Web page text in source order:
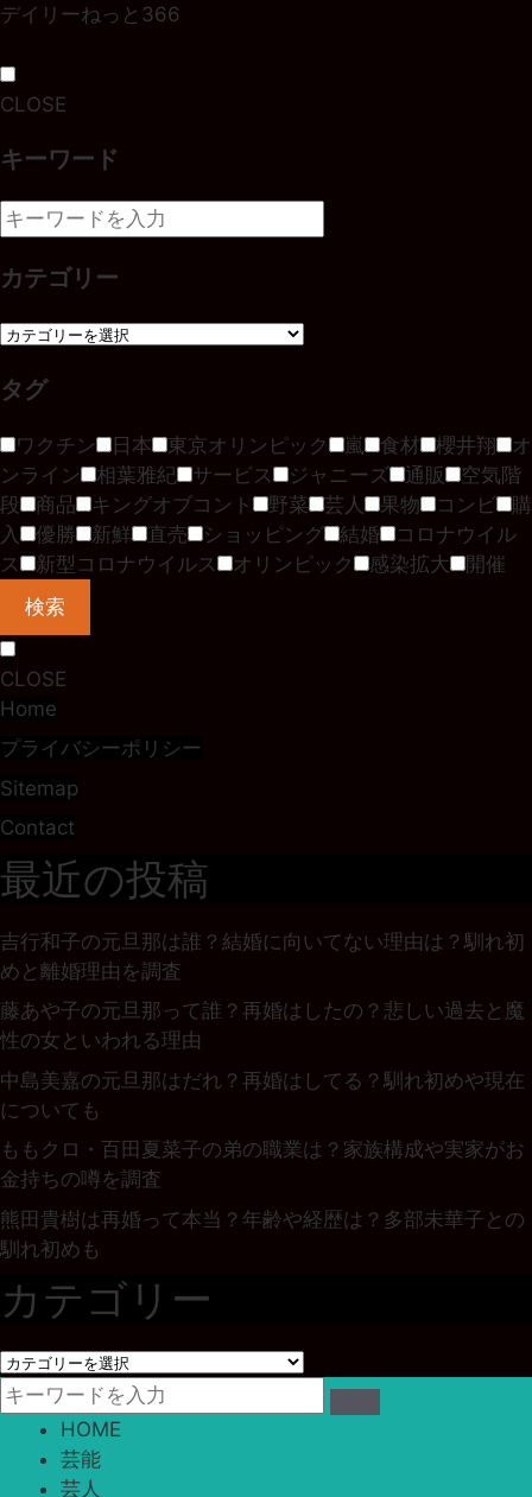
デイリーねっと366
CLOSE
キーワード
カテゴリー
タグ
ワクチン 日本 東京オリンピック 嵐 食材 櫻井翔
オ
ンライン
相葉雅紀 サービス ジャニーズ 通販
空気階
段
商品 キングオブコント 野菜 芸人 果物 コンビ
購
入
優勝 新鮮 直売 ショッピング 結婚
コロナウイル
ス
新型コロナウイルス オリンピック 感染拡大
開催
検索
CLOSE
Home
プライバシーポリシー
Sitemap
Contact
最近の投稿
吉行和子の元旦那は誰？結婚に向いてない理由は？馴れ初
めと離婚理由を調査
藤あや子の元旦那って誰？再婚はしたの？悲しい過去と魔
性の女といわれる理由
中島美嘉の元旦那はだれ？再婚はしてる？馴れ初めや現在
についても
ももクロ・百田夏菜子の弟の職業は？家族構成や実家がお
金持ちの噂を調査
熊田貴樹は再婚って本当？年齢や経歴は？多部未華子との
馴れ初めも
カテゴリー
カ
テ
ゴ
HOME
芸能
芸人